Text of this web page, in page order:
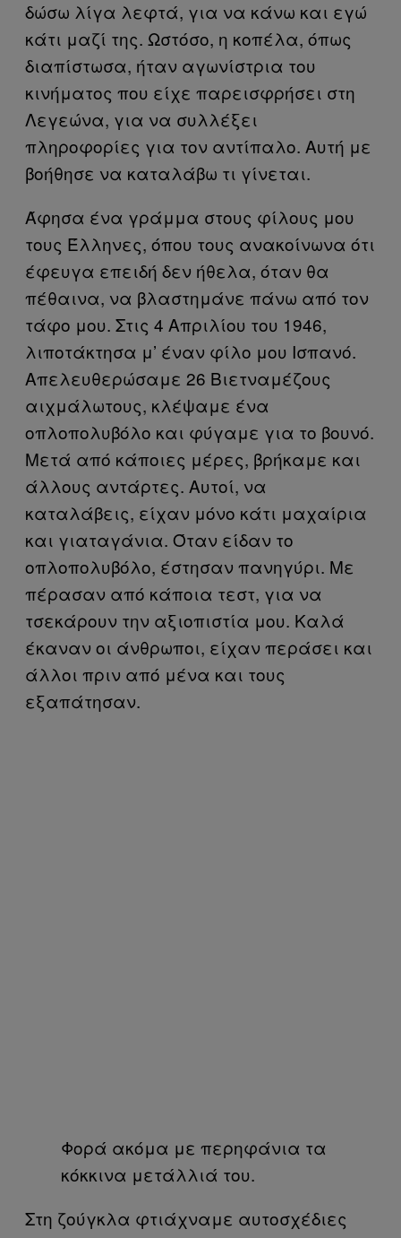
δώσω λίγα λεφτά, για να κάνω και εγώ
κάτι μαζί της. Ωστόσο, η κοπέλα, όπως
διαπίστωσα, ήταν αγωνίστρια του
κινήματος που είχε παρεισφρήσει στη
Λεγεώνα, για να συλλέξει
πληροφορίες για τον αντίπαλο. Αυτή με
βοήθησε να καταλάβω τι γίνεται.
Άφησα ένα γράμμα στους φίλους μου
τους Έλληνες, όπου τους ανακοίνωνα ότι
έφευγα επειδή δεν ήθελα, όταν θα
πέθαινα, να βλαστημάνε πάνω από τον
τάφο μου. Στις 4 Απριλίου του 1946,
λιποτάκτησα μ’ έναν φίλο μου Ισπανό.
Απελευθερώσαμε 26 Βιετναμέζους
αιχμάλωτους, κλέψαμε ένα
οπλοπολυβόλο και φύγαμε για το βουνό.
Μετά από κάποιες μέρες, βρήκαμε και
άλλους αντάρτες. Αυτοί, να
καταλάβεις, είχαν μόνο κάτι μαχαίρια
και γιαταγάνια. Όταν είδαν το
οπλοπολυβόλο, έστησαν πανηγύρι. Με
πέρασαν από κάποια τεστ, για να
τσεκάρουν την αξιοπιστία μου. Καλά
έκαναν οι άνθρωποι, είχαν περάσει και
άλλοι πριν από μένα και τους
εξαπάτησαν.
Φορά ακόμα με περηφάνια τα
κόκκινα μετάλλιά του.
Στη ζούγκλα φτιάχναμε αυτοσχέδιες